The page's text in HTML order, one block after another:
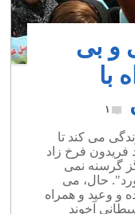
و بی
با
۱
می کند تا
فریدون فرخ زاد
گرسنه نمی
می خورد". حال، می
با وعده و وعید و همراه
آخوند